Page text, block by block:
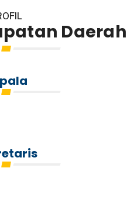
Daerah